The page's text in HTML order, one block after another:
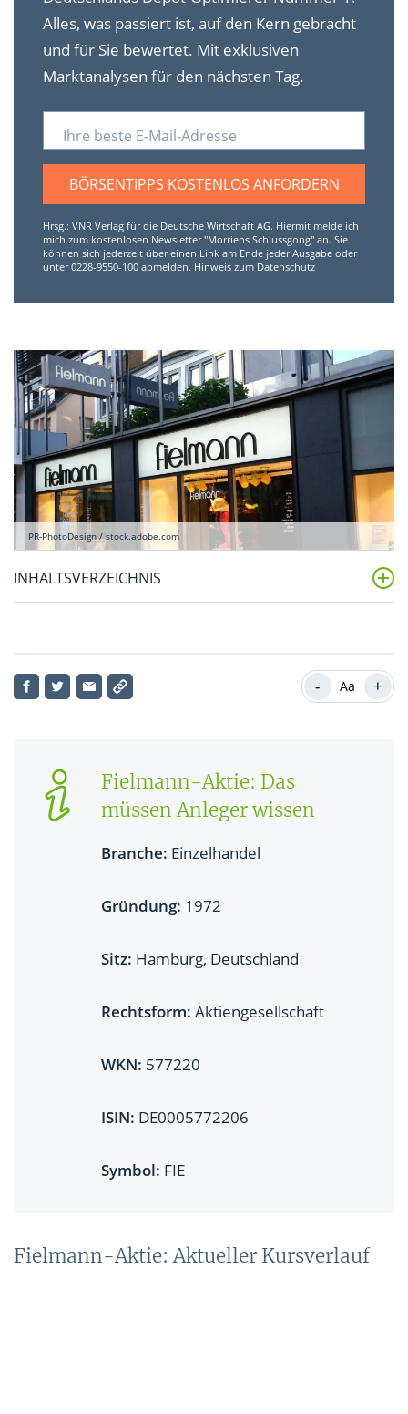
Alles, was passiert ist, auf den Kern gebracht
und für Sie bewertet. Mit exklusiven
Marktanalysen für den nächsten Tag.
Ihre beste E-Mail-Adresse
BÖRSENTIPPS KOSTENLOS ANFORDERN
Hrsg.: VNR Verlag für die Deutsche Wirtschaft AG. Hiermit melde ich
mich zum kostenlosen Newsletter "Morriens Schlussgong" an. Sie
können sich jederzeit über einen Link am Ende jeder Ausgabe oder
unter 0228-9550-100 abmelden. Hinweis zum Datenschutz
PR-PhotoDesign / stock.adobe.com
INHALTSVERZEICHNIS
- Aa +
Fielmann-Aktie: Das
müssen Anleger wissen
Branche: Einzelhandel
Gründung: 1972
Sitz: Hamburg, Deutschland
Rechtsform: Aktiengesellschaft
WKN: 577220
ISIN: DE0005772206
Symbol: FIE
Fielmann-Aktie: Aktueller Kursverlauf